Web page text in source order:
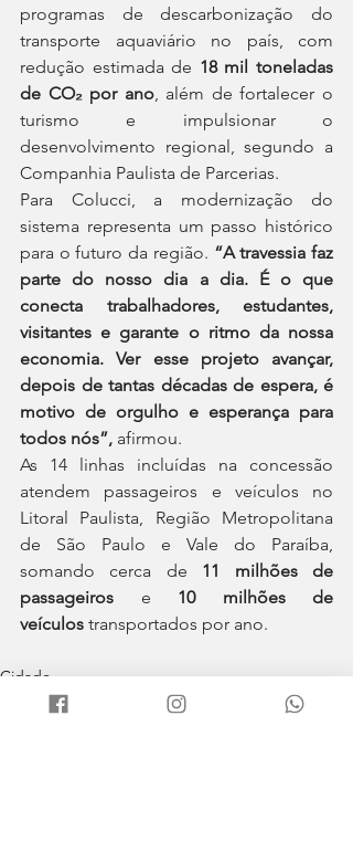
programas de descarbonização do
transporte aquaviário no país, com
redução estimada de 18 mil toneladas
de CO₂ por ano, além de fortalecer o
turismo e impulsionar o
desenvolvimento regional, segundo a
Companhia Paulista de Parcerias.
Para Colucci, a modernização do
sistema representa um passo histórico
para o futuro da região. “A travessia faz
parte do nosso dia a dia. É o que
conecta trabalhadores, estudantes,
visitantes e garante o ritmo da nossa
economia. Ver esse projeto avançar,
depois de tantas décadas de espera, é
motivo de orgulho e esperança para
todos nós”, afirmou.
As 14 linhas incluídas na concessão
atendem passageiros e veículos no
Litoral Paulista, Região Metropolitana
de São Paulo e Vale do Paraíba,
somando cerca de 11 milhões de
passageiros e 10 milhões de
veículos transportados por ano.
Cidade